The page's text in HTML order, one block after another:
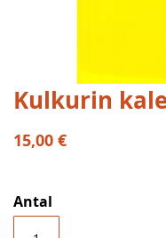
Hoppa
till
början
av
Kulkurin
15,00 €
Antal